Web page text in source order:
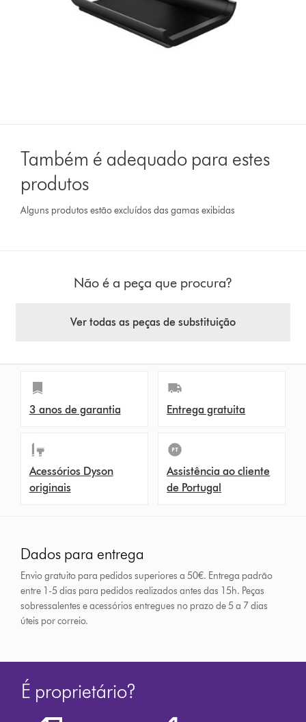
Também é adequado para estes
produtos
Alguns produtos estão excluídos das gamas exibidas
Não é a peça que procura?
Ver todas as peças de substituição
3 anos de garantia Entrega gratuita
Acessórios Dyson
originais
Assistência ao cliente
de Portugal
Dados para entrega
Envio gratuito para pedidos superiores a 50€. Entrega padrão
entre 1-5 dias para pedidos realizados antes das 15h. Peças
sobressalentes e acessórios entregues no prazo de 5 a 7 dias
úteis por correio.
É proprietário?